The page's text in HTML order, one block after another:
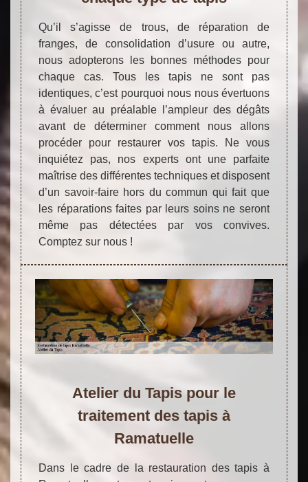
Qu’il s’agisse de trous, de réparation de
franges, de consolidation d’usure ou autre,
nous adopterons les bonnes méthodes pour
chaque cas. Tous les tapis ne sont pas
identiques, c’est pourquoi nous nous évertuons
à évaluer au préalable l’ampleur des dégâts
avant de déterminer comment nous allons
procéder pour restaurer vos tapis. Ne vous
inquiétez pas, nos experts ont une parfaite
maîtrise des différentes techniques et disposent
d’un savoir-faire hors du commun qui fait que
les réparations faites par leurs soins ne seront
même pas détectées par vos convives.
Comptez sur nous !
Atelier du Tapis pour le
traitement des tapis à
Ramatuelle
Dans le cadre de la restauration des tapis à